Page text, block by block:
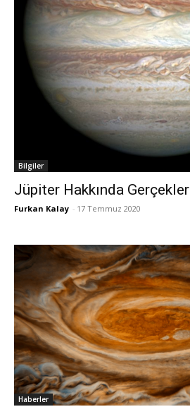
Bilgiler
Jüpiter Hakkında Gerçekler
Furkan Kalay - 17 Temmuz 2020
Haberler